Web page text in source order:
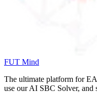
FUT Mind
The ultimate platform for
use our AI SBC Solver, and